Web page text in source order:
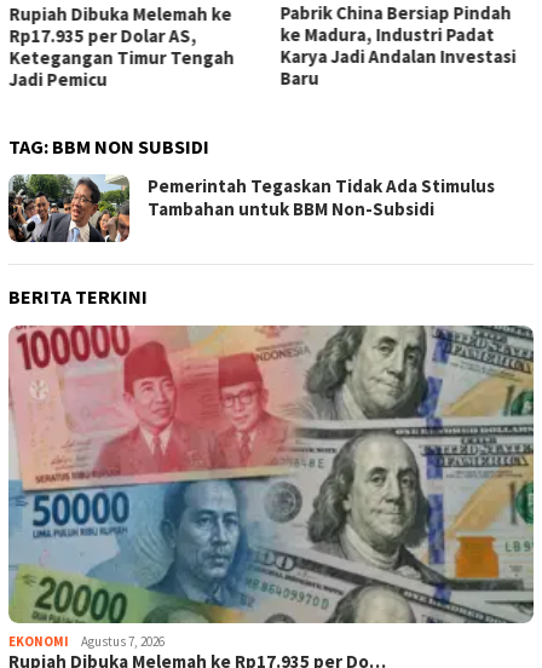
Rupiah Dibuka Melemah ke
Rp17.935 per Dolar AS,
Ketegangan Timur Tengah
Jadi Pemicu
Pabrik China Bersiap Pindah
ke Madura, Industri Padat
Karya Jadi Andalan Investasi
Baru
TAG: BBM NON SUBSIDI
Pemerintah Tegaskan Tidak Ada Stimulus
Tambahan untuk BBM Non-Subsidi
BERITA TERKINI
EKONOMI Agustus 7, 2026
Rupiah Dibuka Melemah ke Rp17.935 per Do…